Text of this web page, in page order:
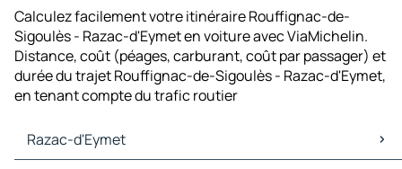
Calculez facilement votre itinéraire Rouffignac-de-
Sigoulès - Razac-d'Eymet en voiture avec ViaMichelin.
Distance, coût (péages, carburant, coût par passager) et
durée du trajet Rouffignac-de-Sigoulès - Razac-d'Eymet,
en tenant compte du trafic routier
Razac-d'Eymet